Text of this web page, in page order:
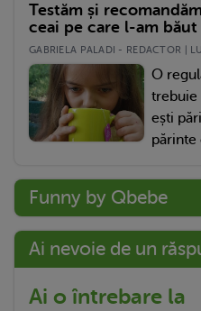
Testăm și
ceai pe care l-am
GABRIELA PALADI - REDACTOR |
O
trebuie
ești
părinte
Funny by Qbebe
Ai nevoie de un
Ai o întrebare la